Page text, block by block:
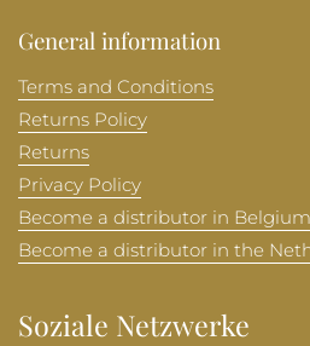
General information
Terms and Conditions
Returns Policy
Returns
Privacy Policy
Become a distributor in Belgium
Become a distributor in the
Soziale Netzwerke